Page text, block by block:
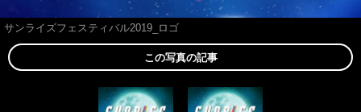
サンライズフェスティバル2019_ロゴ
この写真の記事